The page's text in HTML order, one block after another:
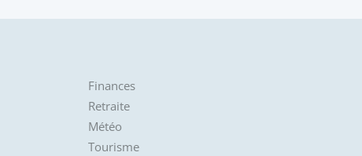
Finances
Retraite
Météo
Tourisme